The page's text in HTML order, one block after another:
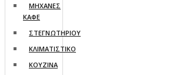
ΜΗΧΑΝΕΣ
ΚΑΦΕ
ΣΤΕΓΝΩΤΗΡΙΟΥ
ΚΛΙΜΑΤΙΣΤΙΚΟ
ΚΟΥΖΙΝΑ